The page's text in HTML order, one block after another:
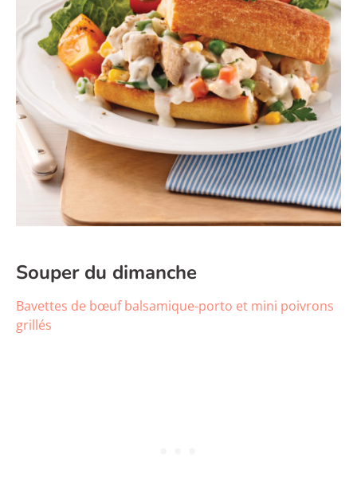
Souper du dimanche
Bavettes de bœuf balsamique-porto et mini poivrons
grillés